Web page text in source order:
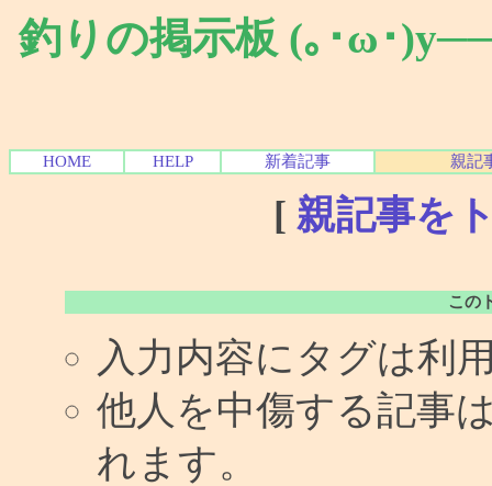
釣りの掲示板 (｡･ω･
HOME HELP 新着記事 親記
[ 親記事を
この
入力内容にタグは利
他人を中傷する記事
れます。